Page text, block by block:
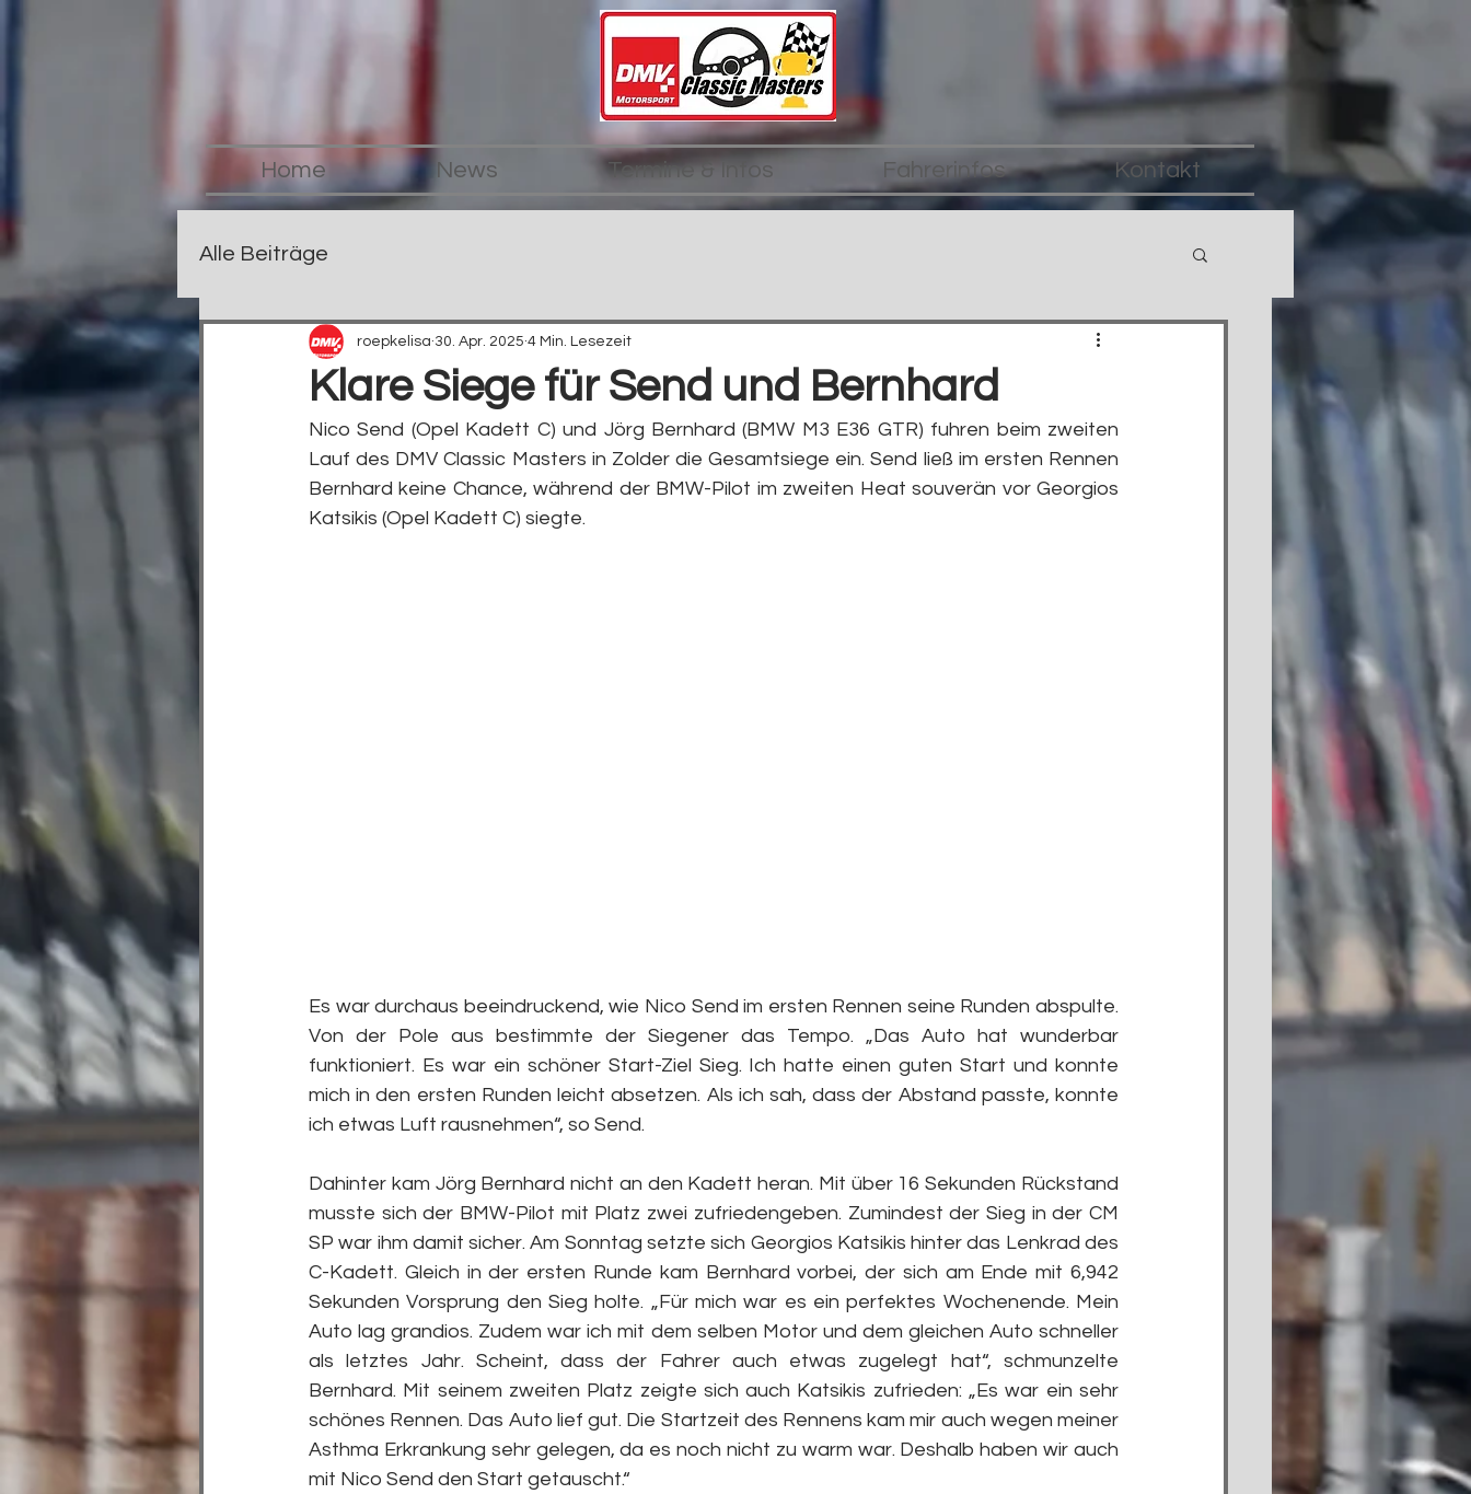
Home News Termine & Infos Fahrerinfos Kontakt
Alle Beiträge
Klare Siege für Send und Bernhard
roepkelisa 30. Apr. 2025 4 Min. Lesezeit
Nico Send (Opel Kadett C) und Jörg Bernhard (BMW M3 E36 GTR) fuhren beim zweiten
Lauf des DMV Classic Masters in Zolder die Gesamtsiege ein. Send ließ im ersten Rennen
Bernhard keine Chance, während der BMW-Pilot im zweiten Heat souverän vor Georgios
Katsikis (Opel Kadett C) siegte.
Es war durchaus beeindruckend, wie Nico Send im ersten Rennen seine Runden abspulte.
Von der Pole aus bestimmte der Siegener das Tempo. „Das Auto hat wunderbar
funktioniert. Es war ein schöner Start-Ziel Sieg. Ich hatte einen guten Start und konnte
mich in den ersten Runden leicht absetzen. Als ich sah, dass der Abstand passte, konnte
ich etwas Luft rausnehmen“, so Send.
Dahinter kam Jörg Bernhard nicht an den Kadett heran. Mit über 16 Sekunden Rückstand
musste sich der BMW-Pilot mit Platz zwei zufriedengeben. Zumindest der Sieg in der CM
SP war ihm damit sicher. Am Sonntag setzte sich Georgios Katsikis hinter das Lenkrad des
C-Kadett. Gleich in der ersten Runde kam Bernhard vorbei, der sich am Ende mit 6,942
Sekunden Vorsprung den Sieg holte. „Für mich war es ein perfektes Wochenende. Mein
Auto lag grandios. Zudem war ich mit dem selben Motor und dem gleichen Auto schneller
als letztes Jahr. Scheint, dass der Fahrer auch etwas zugelegt hat“, schmunzelte
Bernhard. Mit seinem zweiten Platz zeigte sich auch Katsikis zufrieden: „Es war ein sehr
schönes Rennen. Das Auto lief gut. Die Startzeit des Rennens kam mir auch wegen meiner
Asthma Erkrankung sehr gelegen, da es noch nicht zu warm war. Deshalb haben wir auch
mit Nico Send den Start getauscht.“